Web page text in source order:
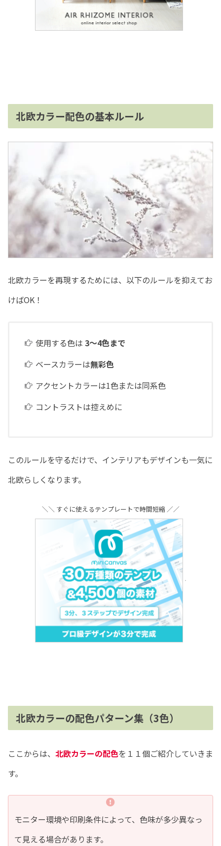
北欧カラー配色の基本ルール
北欧カラーを再現するためには、以下のルールを抑えてお
けばOK！
使用する色は3〜4色まで
ベースカラーは無彩色
アクセントカラーは1色または同系色
コントラストは控えめに
このルールを守るだけで、インテリアもデザインも一気に
北欧らしくなります。
＼＼ すぐに使えるテンプレートで時間短縮 ／／
北欧カラーの配色パターン集（3色）
ここからは、 北欧カラーの配色を１１個ご紹介していきま
す。
モニター環境や印刷条件によって、色味が多少異なっ
て見える場合があります。